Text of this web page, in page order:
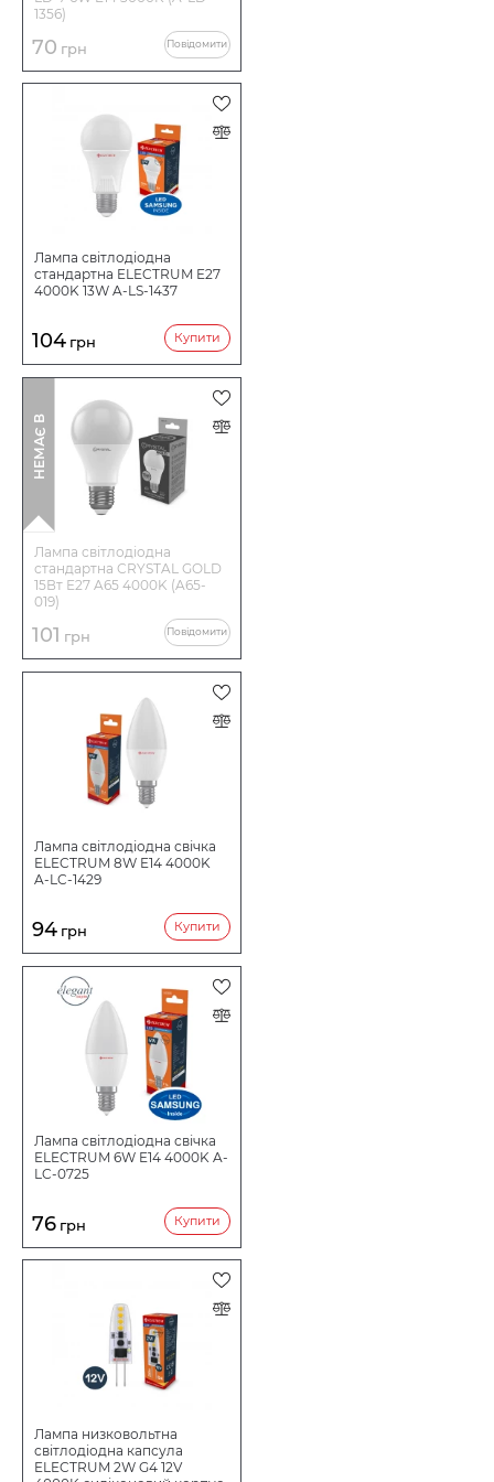
1356)
70 грн Повідомити
Лампа світлодіодна
стандартна ELECTRUM E27
4000K 13W A-LS-1437
104 грн Купити
Лампа світлодіодна
стандартна CRYSTAL GOLD
15Вт Е27 A65 4000K (A65-
019)
101 грн Повідомити
Н
Е
М
А
Є
В
Н
А
Я
В
Н
О
С
Т І
Лампа світлодіодна свічка
ELECTRUM 8W E14 4000K
A-LC-1429
94 грн Купити
Лампа світлодіодна свічка
ELECTRUM 6W E14 4000K A-
LC-0725
76 грн Купити
Лампа низковольтна
світлодіодна капсула
ELECTRUM 2W G4 12V